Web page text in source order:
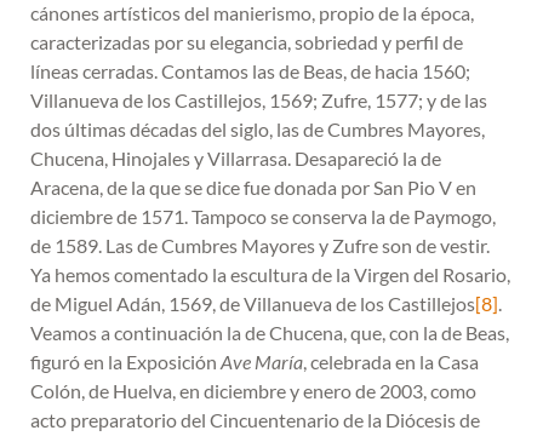
cánones artísticos del manierismo, propio de la época,
caracterizadas por su elegancia, sobriedad y perfil de
líneas cerradas. Contamos las de Beas, de hacia 1560;
Villanueva de los Castillejos, 1569; Zufre, 1577; y de las
dos últimas décadas del siglo, las de Cumbres Mayores,
Chucena, Hinojales y Villarrasa. Desapareció la de
Aracena, de la que se dice fue donada por San Pio V en
diciembre de 1571. Tampoco se conserva la de Paymogo,
de 1589. Las de Cumbres Mayores y Zufre son de vestir.
Ya hemos comentado la escultura de la Virgen del Rosario,
de Miguel Adán, 1569, de Villanueva de los Castillejos[8].
Veamos a continuación la de Chucena, que, con la de Beas,
figuró en la Exposición Ave María, celebrada en la Casa
Colón, de Huelva, en diciembre y enero de 2003, como
acto preparatorio del Cincuentenario de la Diócesis de